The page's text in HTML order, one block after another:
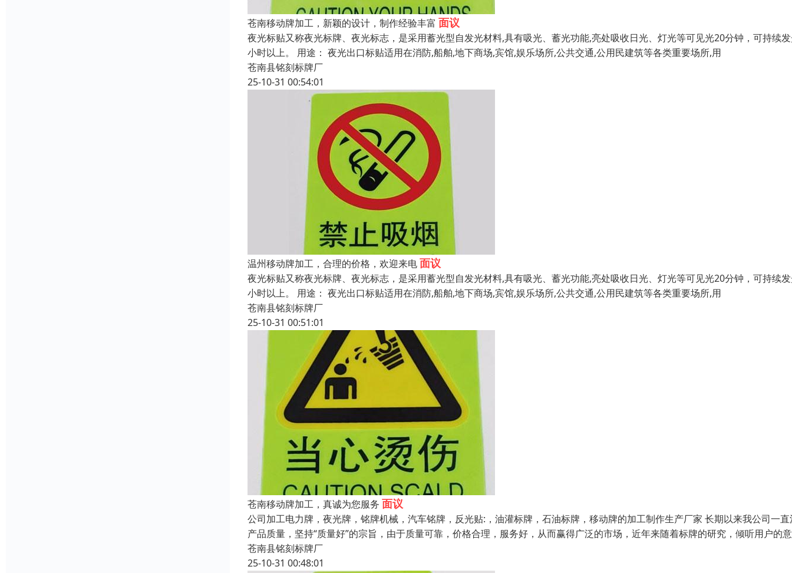
苍南移动牌加工，新颖的设计，制作经验丰富 面议
夜光标贴又称夜光标牌、夜光标志，是采用蓄光型自发光材料,具有吸光、蓄光功能,亮处吸收日光、灯光等可见光20分钟，可持续
小时以上。 用途： 夜光出口标贴适用在消防,船舶,地下商场,宾馆,娱乐场所,公共交通,公用民建筑等各类重要场所,用
苍南县铭刻标牌厂
25-10-31 00:54:01
温州移动牌加工，合理的价格，欢迎来电面议
夜光标贴又称夜光标牌、夜光标志，是采用蓄光型自发光材料,具有吸光、蓄光功能,亮处吸收日光、灯光等可见光20分钟，可持续
小时以上。 用途： 夜光出口标贴适用在消防,船舶,地下商场,宾馆,娱乐场所,公共交通,公用民建筑等各类重要场所,用
苍南县铭刻标牌厂
25-10-31 00:51:01
苍南移动牌加工，真诚为您服务 面议
公司加工电力牌，夜光牌，铭牌机械，汽车铭牌，反光贴:，油灌标牌，石油标牌，移动牌的加工制作生产厂家 长期以来我公司一
产品质量，坚持“质量好”的宗旨，由于质量可靠，价格合理，服务好，从而赢得广泛的市场，近年来随着标牌的研究，倾听用户的意
苍南县铭刻标牌厂
25-10-31 00:48:01